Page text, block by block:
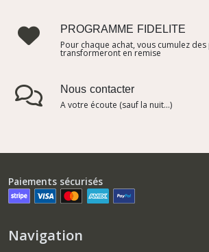
PROGRAMME FIDELITE
Pour chaque achat, vous cumulez
transformeront en remise
Nous contacter
A votre écoute (sauf la nuit...)
Paiements sécurisés
Navigation